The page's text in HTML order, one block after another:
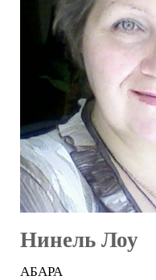
Нинель Лоу
АБАРА